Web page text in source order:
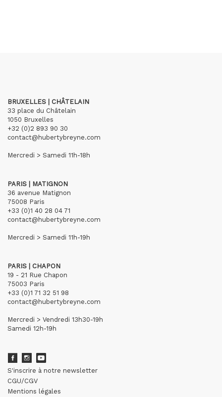
BRUXELLES | CHÂTELAIN
33 place du Châtelain
1050 Bruxelles
+32 (0)2 893 90 30
contact@hubertybreyne.com
Mercredi > Samedi 11h-18h
PARIS | MATIGNON
36 avenue Matignon
75008 Paris
+33 (0)1 40 28 04 71
contact@hubertybreyne.com
Mercredi > Samedi 11h-19h
PARIS | CHAPON
19 - 21 Rue Chapon
75003 Paris
+33 (0)1 71 32 51 98
contact@hubertybreyne.com
Mercredi > Vendredi 13h30-19h
Samedi 12h-19h
S'inscrire à notre newsletter
CGU/CGV
Mentions légales